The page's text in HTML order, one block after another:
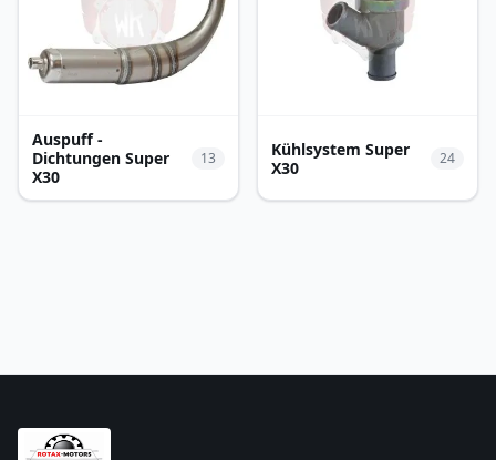
Auspuff -
Dichtungen Super
X30
13
Kühlsystem Super
X30
24